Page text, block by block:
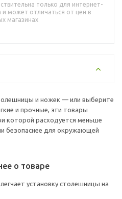
только для интернет-
и может отличаться от цен в
магазинах
и ножек — или выберите
и прочные, эти товары
которой расходуется меньше
безопаснее для окружающей
о товаре
установку столешницы на